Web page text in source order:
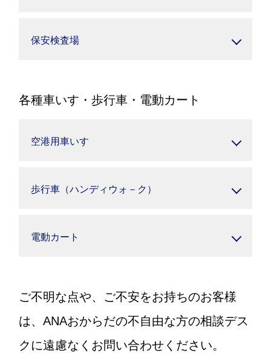
保安検査場
各種車いす・歩行車・電動カート
空港用車いす
歩行車（ハンディウォ－ク）
電動カート
ご不明な点や、ご不安をお持ちのお客様
は、ANAおからだの不自由な方の相談デス
クに遠慮なくお問い合わせください。